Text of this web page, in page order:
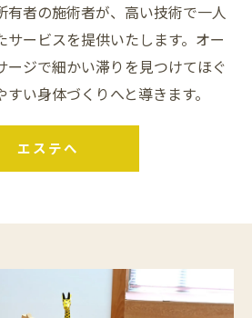
有者の施術者が、高い技術で一人
サービスを提供いたします。オー
ージで細かい滞りを見つけてほぐ
い身体づくりへと導きます。
エステへ